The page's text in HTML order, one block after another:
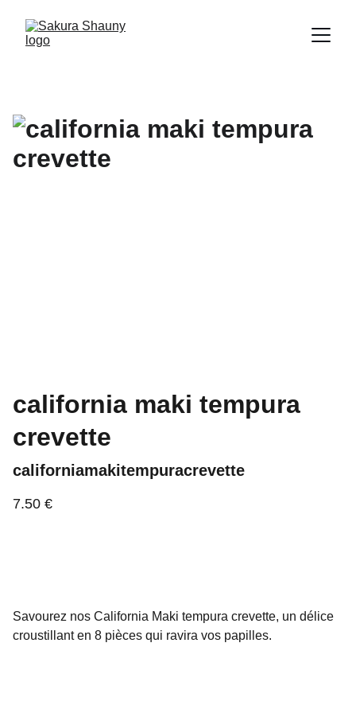
california maki tempura
crevette
californiamakitempuracrevette
7.50 €
Savourez nos California Maki tempura crevette, un délice
croustillant en 8 pièces qui ravira vos papilles.